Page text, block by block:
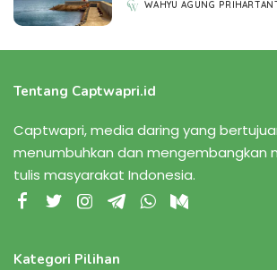
POSTED
WAHYU AGUNG
Tentang Captwapri.id
Captwapri, media daring yang
menumbuhkan dan mengembangkan
tulis masyarakat Indonesia.
Kategori Pilihan